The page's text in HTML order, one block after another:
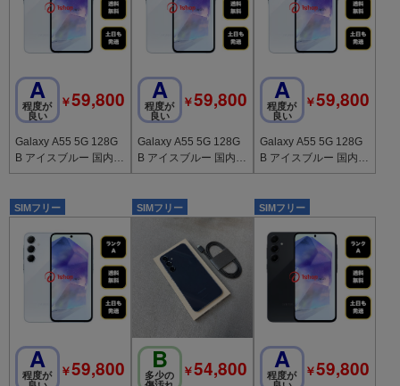
A
程度が
良い
￥59,800
Galaxy A55 5G 128G
B アイスブルー 国内版
SIMフリー 送料無料
A
程度が
良い
￥59,800
Galaxy A55 5G 128G
B アイスブルー 国内版
SIMフリー 送料無料
A
程度が
良い
￥59,800
Galaxy A55 5G 128G
B アイスブルー 国内版
SIMフリー 送料無料
SIMフリー
A
程度が
￥59,800
SIMフリー
B
多少の
￥54,800
SIMフリー
A
程度が
￥59,800